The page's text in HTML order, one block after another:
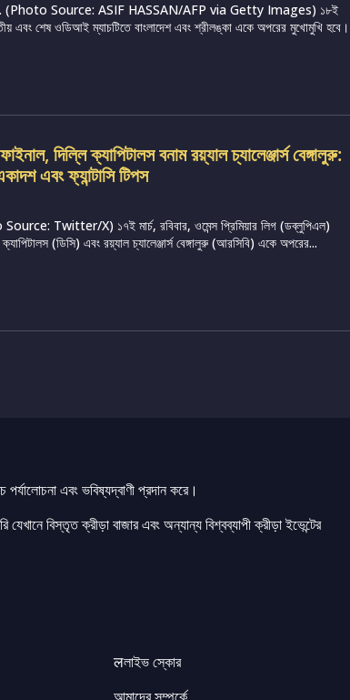
Source: ASIF HASSAN/AFP via Getty Images) ১৮ই
এবং শেষ ওডিআই ম্যাচটিতে বাংলাদেশ এবং শ্রীলঙ্কা একে অপরের মুখোমুখি হবে।
দিল্লি ক্যাপিটালস বনাম রয়্যাল চ্যালেঞ্জার্স বেঙ্গালুরু:
এবং ফ্যান্টাসি টিপস
Twitter/X) ১৭ই মার্চ, রবিবার, ওমেন্স প্রিমিয়ার লিগ (ডব্লুপিএল)
(ডিসি) এবং রয়্যাল চ্যালেঞ্জার্স বেঙ্গালুরু (আরসিবি) একে অপরের...
এবং ভবিষ্যদ্বাণী প্রদান করে।
যেখানে বিস্তৃত ক্রীড়া বাজার এবং অন্যান্য বিশ্বব্যাপী ক্রীড়া ইভেন্টের
लলাইভ স্কোর